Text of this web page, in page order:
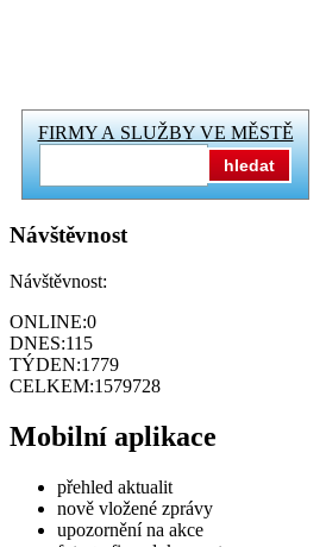
FIRMY A SLUŽBY VE MĚSTĚ
hledat
Návštěvnost
Návštěvnost:
ONLINE:0
DNES:115
TÝDEN:1779
CELKEM:1579728
Mobilní aplikace
přehled aktualit
nově vložené zprávy
upozornění na akce